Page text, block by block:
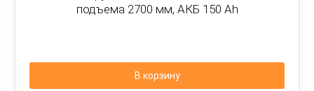
подъема 2700 мм, АКБ 150 Ah
В корзину